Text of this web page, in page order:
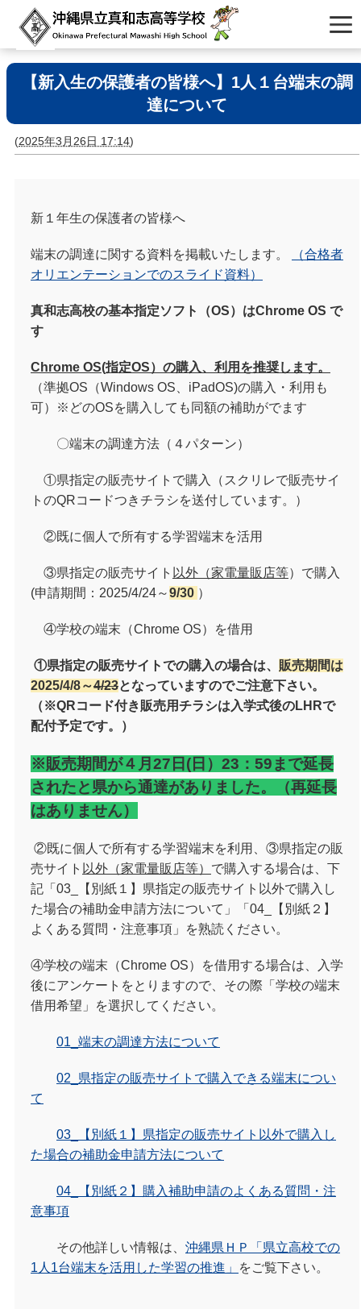
【新入生の保護者の皆様へ】1人１台端末の調
達について
(2025年3月26日 17:14)
新１年生の保護者の皆様へ
端末の調達に関する資料を掲載いたします。 （合格者
オリエンテーションでのスライド資料）
真和志高校の基本指定ソフト（OS）はChrome OS で
す
Chrome OS(指定OS）の購入、利用を推奨します。
（準拠OS（Windows OS、iPadOS)の購入・利用も
可）※どのOSを購入しても同額の補助がでます
〇端末の調達方法（４パターン）
①県指定の販売サイトで購入（スクリレで販売サイ
トのQRコードつきチラシを送付しています。）
②既に個人で所有する学習端末を活用
③県指定の販売サイト 以外（家電量販店等）で購入
(申請期間：2025/4/24～9/30 ）
④学校の端末（Chrome OS）を借用
①県指定の販売サイトでの購入の場合は、 販売期間は
2025/4/8～4/23となっていますのでご注意下さい。
（※QRコード付き販売用チラシは入学式後のLHRで
配付予定です。）
※販売期間が４月27日(日）23：59まで延長
されたと県から通達がありました。（再延長
はありません）
②既に個人で所有する学習端末を利用、③県指定の販
売サイト 以外（家電量販店等） で購入する場合は、下
記「03
【別紙１】県指定の販売サイト以外で購入し
た場合の補助金申請方法について」「04
【別紙２】
よくある質問・注意事項」を熟読ください。
④学校の端末（Chrome OS）を借用する場合は、入学
後にアンケートをとりますので、その際「学校の端末
借用希望」を選択してください。
01_端末の調達方法について
02_県指定の販売サイトで購入できる端末につい
て
03_【別紙１】県指定の販売サイト以外で購入し
た場合の補助金申請方法について
04_【別紙２】購入補助申請のよくある質問・注
意事項
その他詳しい情報は、 沖縄県ＨＰ「県立高校での
1人1台端末を活用した学習の推進」
をご覧下さい。